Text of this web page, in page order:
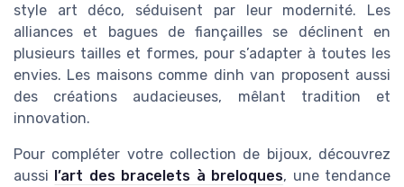
style art déco, séduisent par leur modernité. Les
alliances et bagues de fiançailles se déclinent en
plusieurs tailles et formes, pour s’adapter à toutes les
envies. Les maisons comme dinh van proposent aussi
des créations audacieuses, mêlant tradition et
innovation.
Pour compléter votre collection de bijoux, découvrez
aussi l’art des bracelets à breloques, une tendance